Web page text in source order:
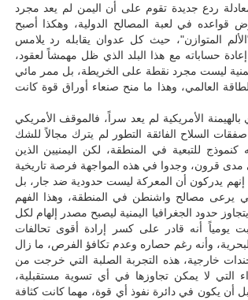
ردع جديدة تقوم على أن اليمن لم يعد مجرد
قواعده في لعبة المصالح الدولية، وهكذا أصبح
المتوازن"، حيث كل عدوان يقابله رد يلامس
حساباته مع هذا البلد الذي ظل مهمشاً لعقود،
ليست مجرد نقطة على الخريطة، بل ممر مائي
العالمي، وهذا ما منح صنعاء أوراق قوة كانت
الأمريكية لم يعد سراً، فالموقف الأمريكي
السلاح الفائقة التطور لم يترك مجالاً للشك
للتبعية في المنطقة، لكن اليمنيين الذين
مدى قرون، وجدوا في هذه المواجهة فرصة تاريخية
يدركون أن المعركة ليست حدودية ضد جار، بل
مصالح واشنطن في المنطقة، وهذا الفهم
حدود الجغرافيا اليمنية ليصبح مصدر إلهام لكل
يومياً أنه قادر على كسر إرادة أقوى تحالفات
وأنه رغم حصاره وعدم تكافؤ الفرص، ما زال
خارجية، هذه التجربة الصلبة التي خرجت من
لا يمكن تجاوزها في أي تسوية مستقبلية،
أن يكون في دائرة نفوذ أي قوة، مهما كانت كثافة